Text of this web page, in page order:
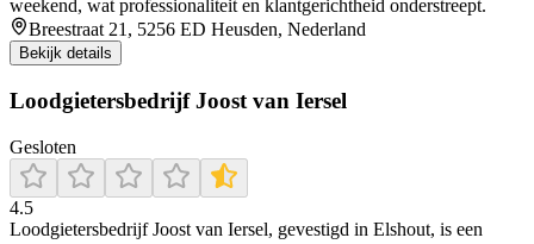
weekend, wat professionaliteit en klantgerichtheid onderstreept.
Breestraat 21, 5256 ED Heusden, Nederland
Bekijk details
Loodgietersbedrijf Joost van Iersel
Gesloten
4.5
Loodgietersbedrijf Joost van Iersel, gevestigd in Elshout, is een